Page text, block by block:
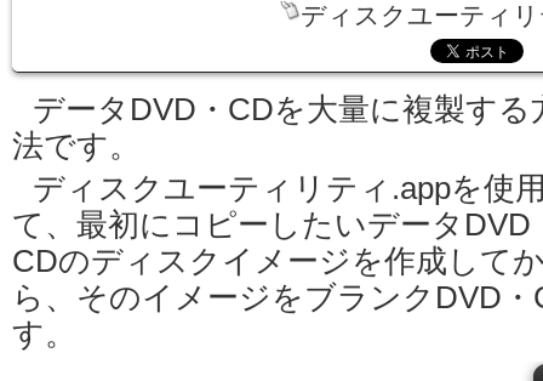
ディスクユーティ
データDVD・CDを大量に複製する
法です。
ディスクユーティリティ.appを使
て、最初にコピーしたいデータDVD
CDのディスクイメージを作成して
ら、そのイメージをブランクDVD
す。